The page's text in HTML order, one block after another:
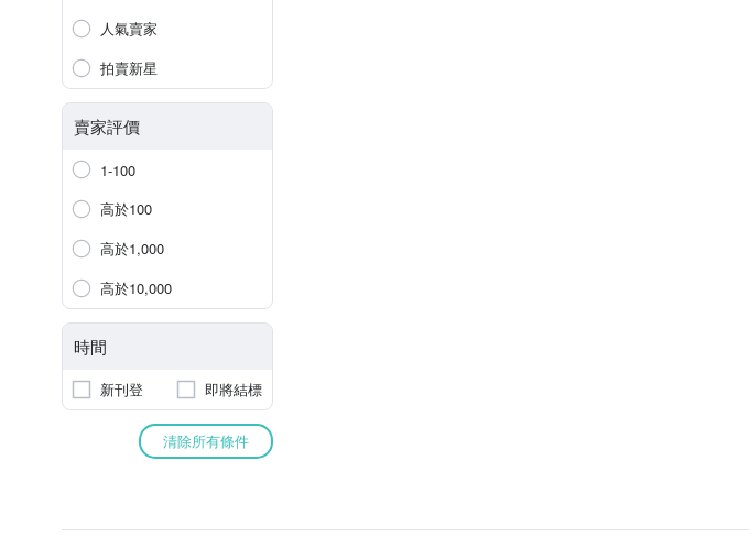
人氣賣家
拍賣新星
賣家評價
1-100
高於100
高於1,000
高於10,000
時間
新刊登 即將結標
清除所有條件